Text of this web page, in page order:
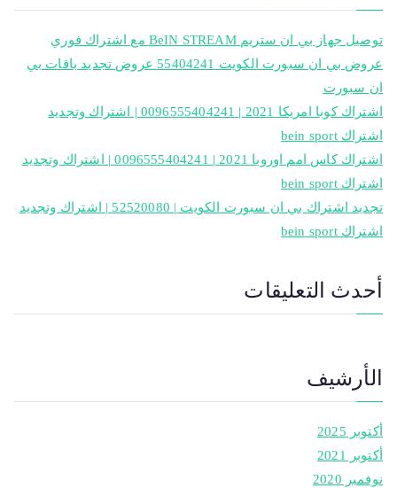
توصيل جهاز بي ان ستريم BeIN STREAM مع اشتراك فوري
عروض بي ان سبورت الكويت 55404241 عروض تجديد باقات بي
ان سبورت
اشتراك كوبا امريكا 2021 | 0096555404241 | اشتراك وتجديد
اشتراك bein sport
اشتراك كاس امم اوروبا 2021 | 0096555404241 | اشتراك وتجديد
اشتراك bein sport
تجديد اشتراك بي ان سبورت الكويت | 52520080 | اشتراك وتجديد
اشتراك bein sport
أحدث التعليقات
الأرشيف
أكتوبر 2025
أكتوبر 2021
نوفمبر 2020